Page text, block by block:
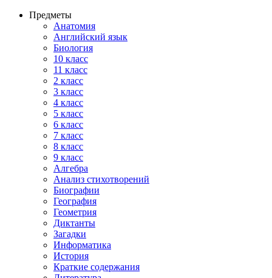
Предметы
Анатомия
Английский язык
Биология
10 класс
11 класс
2 класс
3 класс
4 класс
5 класс
6 класс
7 класс
8 класс
9 класс
Алгебра
Анализ стихотворений
Биографии
География
Геометрия
Диктанты
Загадки
Информатика
История
Краткие содержания